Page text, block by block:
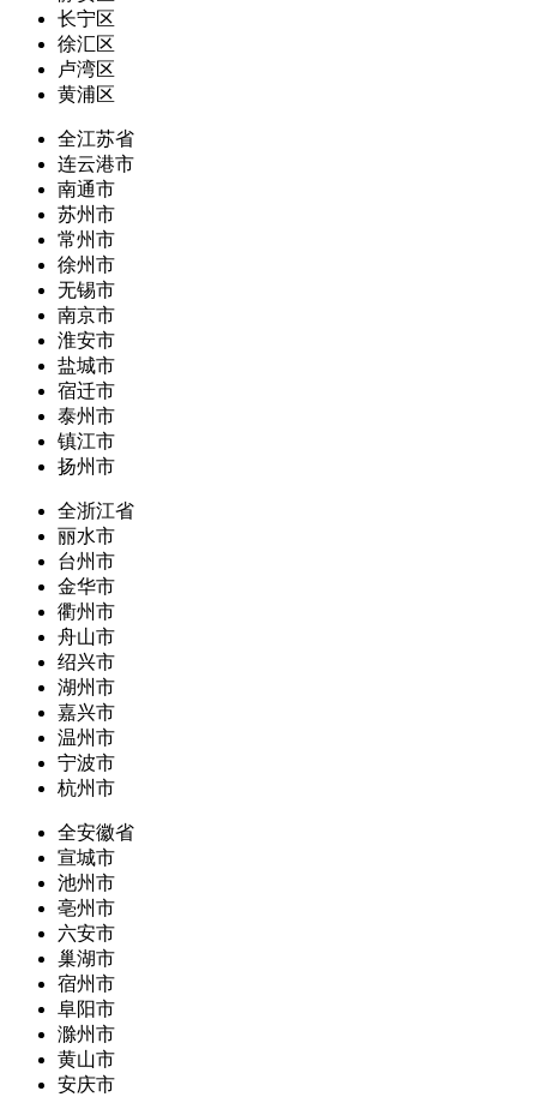
长宁区
徐汇区
卢湾区
黄浦区
全江苏省
连云港市
南通市
苏州市
常州市
徐州市
无锡市
南京市
淮安市
盐城市
宿迁市
泰州市
镇江市
扬州市
全浙江省
丽水市
台州市
金华市
衢州市
舟山市
绍兴市
湖州市
嘉兴市
温州市
宁波市
杭州市
全安徽省
宣城市
池州市
亳州市
六安市
巢湖市
宿州市
阜阳市
滁州市
黄山市
安庆市